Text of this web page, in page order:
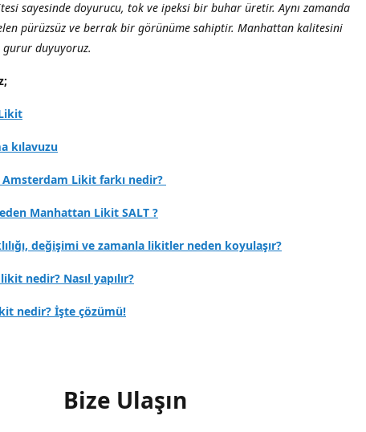
sayesinde doyurucu, tok ve ipeksi bir buhar üretir. Aynı zamanda
pürüzsüz ve berrak bir görünüme sahiptir. Manhattan kalitesini
duyuyoruz.
kılavuzu
Likit farkı nedir?
Manhattan Likit SALT ?
değişimi ve zamanla likitler neden koyulaşır?
nedir? Nasıl yapılır?
nedir? İşte çözümü!
Bize Ulaşın